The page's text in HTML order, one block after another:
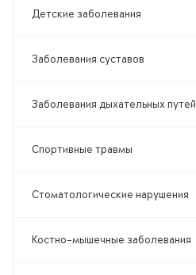
Детские заболевания
Заболевания суставов
Заболевания дыхательных путей
Спортивные травмы
Стоматологические нарушения
Костно-мышечные заболевания